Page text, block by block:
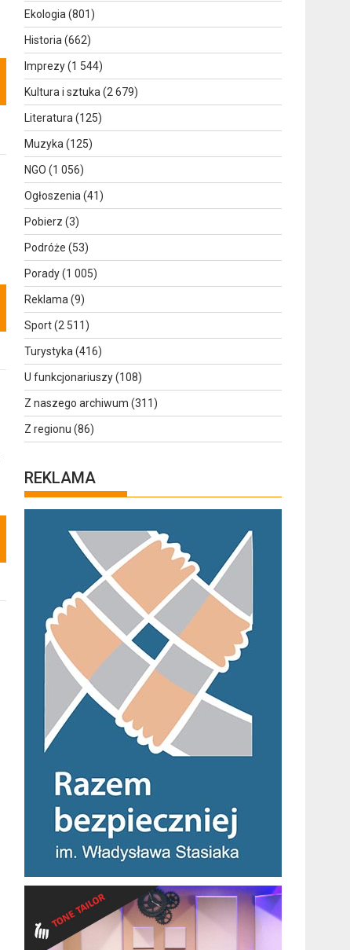
Ekologia (801)
Historia (662)
Imprezy(1 544)
Kultura i sztuka (2 679)
Literatura (125)
Muzyka (125)
NGO (1 056)
Ogłoszenia (41)
Pobierz (3)
Podróże (53)
Porady(1 005)
Reklama (9)
Sport(2 511)
Turystyka (416)
U funkcjonariuszy(108)
Z naszego archiwum (311)
Z regionu (86)
REKLAMA